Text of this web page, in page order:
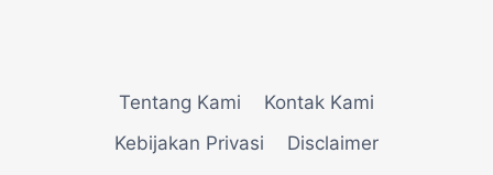
Tentang Kami
Kontak Kami
Kebijakan Privasi
Disclaimer